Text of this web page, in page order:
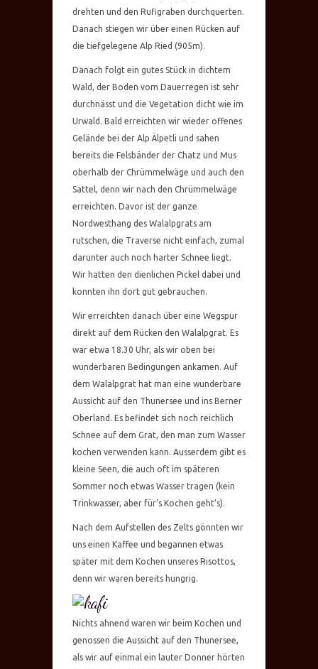
drehten und den Rufigraben durchquerten.
Danach stiegen wir über einen Rücken auf
die tiefgelegene Alp Ried (905m).
Danach folgt ein gutes Stück in dichtem
Wald, der Boden vom Dauerregen ist sehr
durchnässt und die Vegetation dicht wie im
Urwald. Bald erreichten wir wieder offenes
Gelände bei der Alp Älpetli und sahen
bereits die Felsbänder der Chatz und Mus
oberhalb der Chrümmelwäge und auch den
Sattel, denn wir nach den Chrümmelwäge
erreichten. Davor ist der ganze
Nordwesthang des Walalpgrats am
rutschen, die Traverse nicht einfach, zumal
darunter auch noch harter Schnee liegt.
Wir hatten den dienlichen Pickel dabei und
konnten ihn dort gut gebrauchen.
Wir erreichten danach über eine Wegspur
direkt auf dem Rücken den Walalpgrat. Es
war etwa 18.30 Uhr, als wir oben bei
wunderbaren Bedingungen ankamen. Auf
dem Walalpgrat hat man eine wunderbare
Aussicht auf den Thunersee und ins Berner
Oberland. Es befindet sich noch reichlich
Schnee auf dem Grat, den man zum Wasser
kochen verwenden kann. Ausserdem gibt es
kleine Seen, die auch oft im späteren
Sommer noch etwas Wasser tragen (kein
Trinkwasser, aber für’s Kochen geht’s).
Nach dem Aufstellen des Zelts gönnten wir
uns einen Kaffee und begannen etwas
später mit dem Kochen unseres Risottos,
denn wir waren bereits hungrig.
Nichts ahnend waren wir beim Kochen und
genossen die Aussicht auf den Thunersee,
als wir auf einmal ein lauter Donner hörten